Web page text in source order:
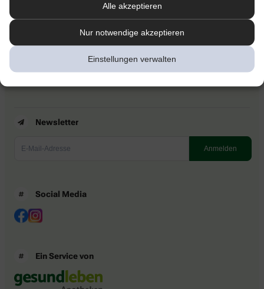
Alle akzeptieren
Nur notwendige akzeptieren
Einstellungen verwalten
Newsletter
Barrierefreiheitserklärung
Newsletter
Social Media
Ein Service von